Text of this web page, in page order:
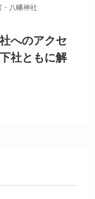
・八幡神社
へのアクセ
社ともに解